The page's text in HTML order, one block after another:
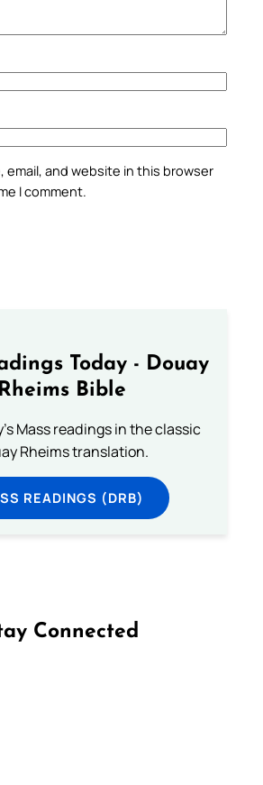
email, and website in this browser
I comment.
Today - Douay
Rheims Bible
Mass readings in the classic
Rheims translation.
READINGS (DRB)
Connected